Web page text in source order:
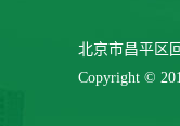
北京市昌平区
Copyright ©